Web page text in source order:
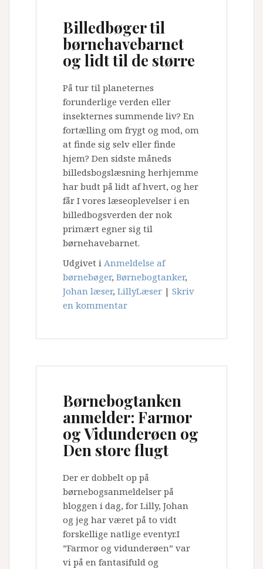
Billedbøger til
børnehavebarnet
og lidt til de større
På tur til planeternes
forunderlige verden eller
insekternes summende liv? En
fortælling om frygt og mod, om
at finde sig selv eller finde
hjem? Den sidste måneds
billedsbogslæsning herhjemme
har budt på lidt af hvert, og her
får I vores læseoplevelser i en
billedbogsverden der nok
primært egner sig til
børnehavebarnet.
Udgivet i Anmeldelse af
børnebøger, Børnebogtanker,
Johan læser, LillyLæser | Skriv
en kommentar
Børnebogtanken
anmelder: Farmor
og Vidunderøen og
Den store flugt
Der er dobbelt op på
børnebogsanmeldelser på
bloggen i dag, for Lilly, Johan
og jeg har været på to vidt
forskellige natlige eventyr.I
”Farmor og vidunderøen” var
vi på en fantasifuld og